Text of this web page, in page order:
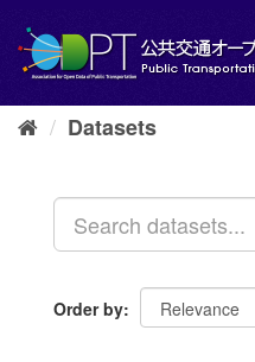
content
Datasets
Order by